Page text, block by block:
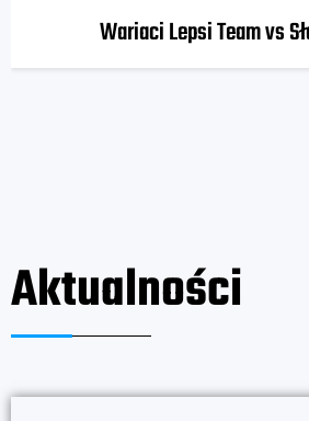
Wariaci Lepsi Team vs
Aktualności